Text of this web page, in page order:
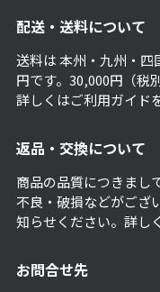
配送・送料について
送料は 本州・九州・四
円です。30,000円（税
詳しくはご利用ガイド
返品・交換について
商品の品質につきまし
不良・破損などがござ
知らせください。詳し
お問合せ先